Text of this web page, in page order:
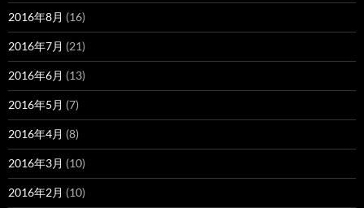
2016年8月 (16)
2016年7月 (21)
2016年6月 (13)
2016年5月 (7)
2016年4月 (8)
2016年3月 (10)
2016年2月 (10)